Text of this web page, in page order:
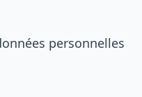
personnelles